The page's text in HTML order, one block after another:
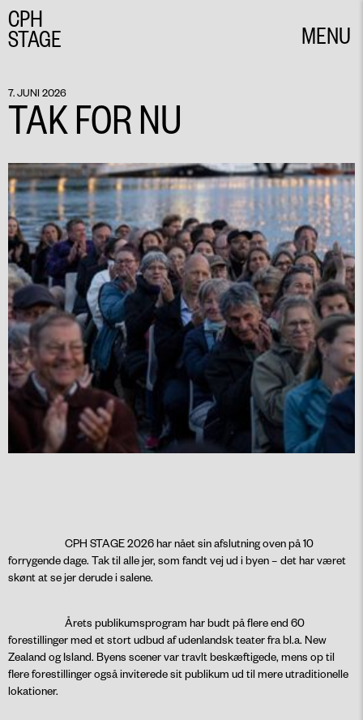
CPH
STAGE
MENU
7. JUNI 2026
TAK FOR NU
CPH STAGE 2026 har nået sin afslutning oven på 10
forrygende dage. Tak til alle jer, som fandt vej ud i byen – det har været
skønt at se jer derude i salene.
Årets publikumsprogram har budt på flere end 60
forestillinger med et stort udbud af udenlandsk teater fra bl.a. New
Zealand og Island. Byens scener var travlt beskæftigede, mens op til
flere forestillinger også inviterede sit publikum ud til mere utraditionelle
lokationer.